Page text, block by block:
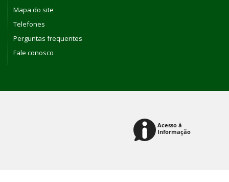
Mapa do site
Telefones
Perguntas frequentes
Fale conosco